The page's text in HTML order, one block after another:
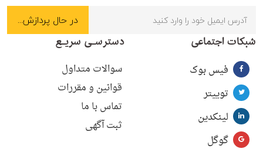
شبکات اجتماعی
فیس بوک
توییتر
لینکدین
گوگل
دسترسـی سریـع
سوالات متداول
قوانین و مقررات
تماس با ما
ثبت آگهی